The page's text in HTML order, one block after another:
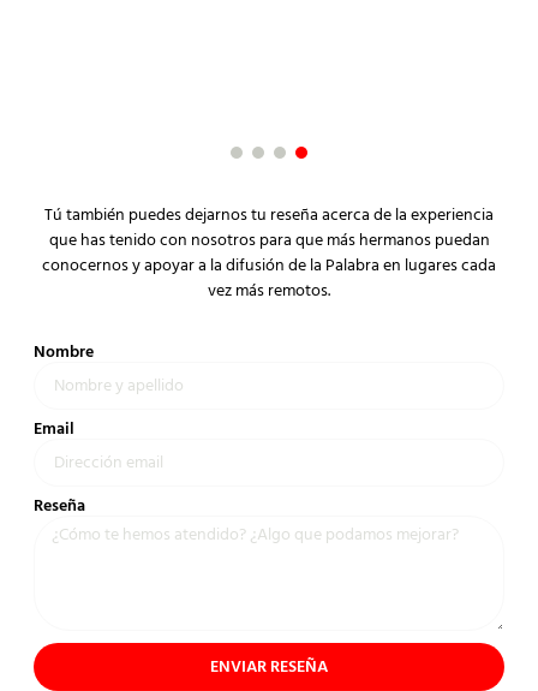
Tú también puedes dejarnos tu reseña acerca de la experiencia
que has tenido con nosotros para que más hermanos puedan
conocernos y apoyar a la difusión de la Palabra en lugares cada
vez más remotos.
Nombre
Email
Reseña
ENVIAR RESEÑA